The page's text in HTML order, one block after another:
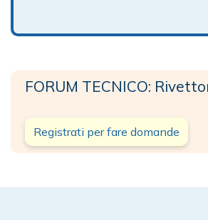
FORUM TECNICO:
Registrati per fare domande